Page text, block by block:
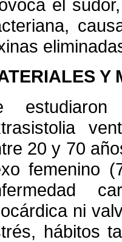
el
Y
20 y 70
femenino
ni
hábitos